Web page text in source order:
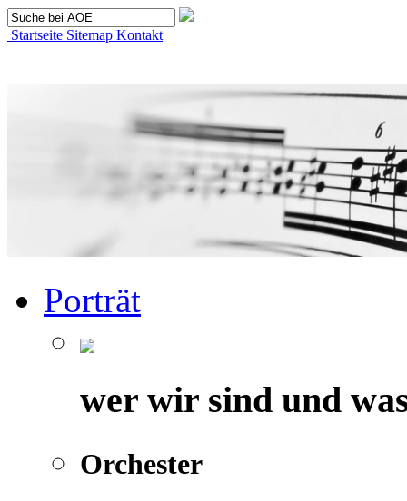
Startseite Sitemap Kontakt
Porträt
wer wir sind und
Orchester